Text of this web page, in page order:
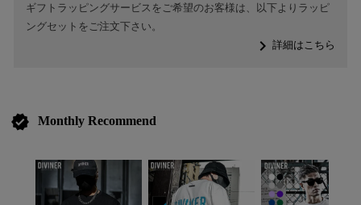
ギフトラッピングサービスをご希望のお客様は、以下よりラッピ
ングセットをご注文下さい。
navigate_next詳細はこちら
verified Monthly Recommend